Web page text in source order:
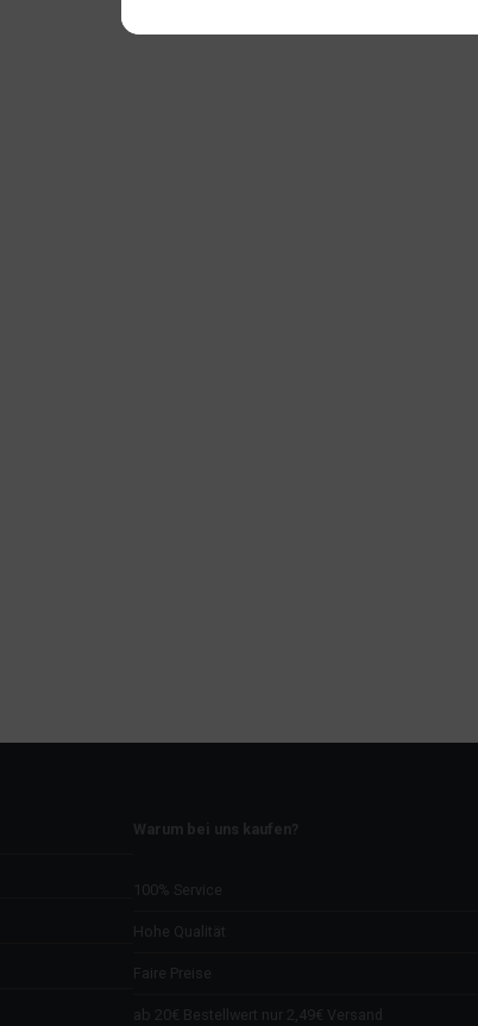
Warum bei uns kaufen?
100% Service
Hohe Qualität
Faire Preise
ab 20€ Bestellwert nur 2,49€ Versand